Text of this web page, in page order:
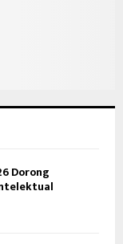
Dorong